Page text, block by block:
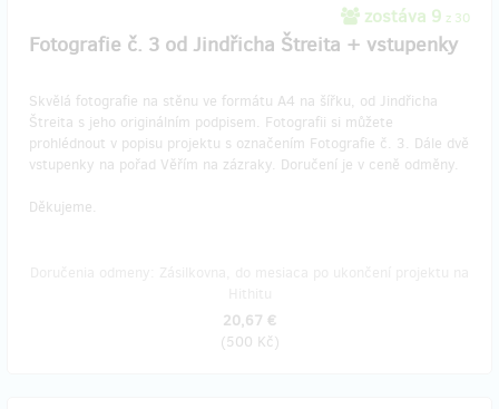
zostáva 9 z 30
Fotografie č. 3 od Jindřicha Štreita + vstupenky
Skvělá fotografie na stěnu ve formátu A4 na šířku, od Jindřicha
Štreita s jeho originálním podpisem. Fotografii si můžete
prohlédnout v popisu projektu s označením Fotografie č. 3. Dále dvě
vstupenky na pořad Věřím na zázraky. Doručení je v ceně odměny.
Děkujeme.
20,67 €
(500 Kč)